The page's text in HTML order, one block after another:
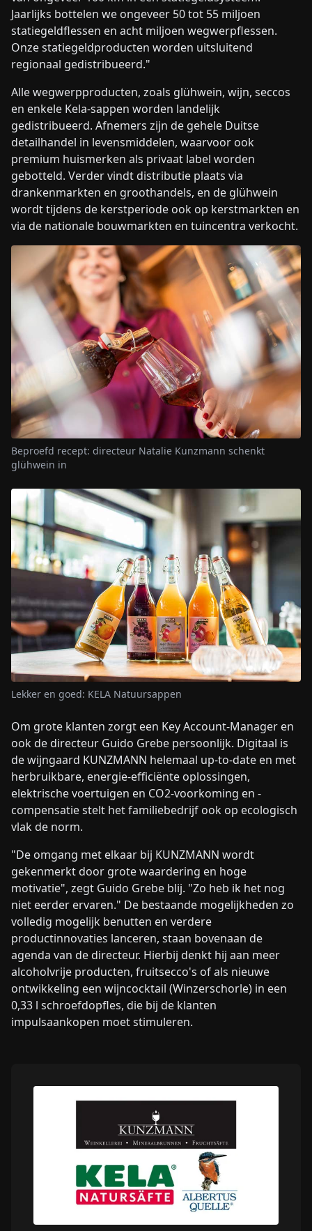
Jaarlijks bottelen we ongeveer 50 tot 55 miljoen
statiegeldflessen en acht miljoen wegwerpflessen.
Onze statiegeldproducten worden uitsluitend
regionaal gedistribueerd."
Alle wegwerpproducten, zoals glühwein, wijn, seccos
en enkele Kela-sappen worden landelijk
gedistribueerd. Afnemers zijn de gehele Duitse
detailhandel in levensmiddelen, waarvoor ook
premium huismerken als privaat label worden
gebotteld. Verder vindt distributie plaats via
drankenmarkten en groothandels, en de glühwein
wordt tijdens de kerstperiode ook op kerstmarkten en
via de nationale bouwmarkten en tuincentra verkocht.
Beproefd recept: directeur Natalie Kunzmann schenkt
glühwein in
Lekker en goed: KELA Natuursappen
Om grote klanten zorgt een Key Account-Manager en
ook de directeur Guido Grebe persoonlijk. Digitaal is
de wijngaard KUNZMANN helemaal up-to-date en met
herbruikbare, energie-efficiënte oplossingen,
elektrische voertuigen en CO2-voorkoming en -
compensatie stelt het familiebedrijf ook op ecologisch
vlak de norm.
"De omgang met elkaar bij KUNZMANN wordt
gekenmerkt door grote waardering en hoge
motivatie", zegt Guido Grebe blij. "Zo heb ik het nog
niet eerder ervaren." De bestaande mogelijkheden zo
volledig mogelijk benutten en verdere
productinnovaties lanceren, staan bovenaan de
agenda van de directeur. Hierbij denkt hij aan meer
alcoholvrije producten, fruitsecco's of als nieuwe
ontwikkeling een wijncocktail (Winzerschorle) in een
0,33 l schroefdopfles, die bij de klanten
impulsaankopen moet stimuleren.